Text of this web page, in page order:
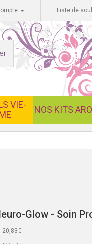
Liste de
VIE-
NOS KITS
Glow - Soin
20,83€